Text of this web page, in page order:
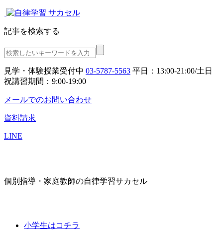
記事を検索する
見学・体験授業受付中 03-5787-5563 平日：13:00-21:00/土日
祝講習期間：9:00-19:00
メールでのお問い合わせ
資料請求
LINE
個別指導・家庭教師の自律学習サカセル
小学生はコチラ